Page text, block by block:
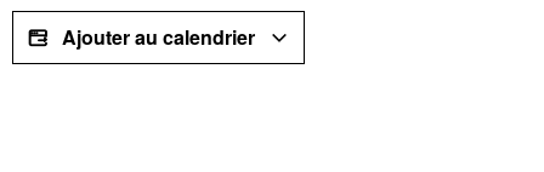
Ajouter au calendrier